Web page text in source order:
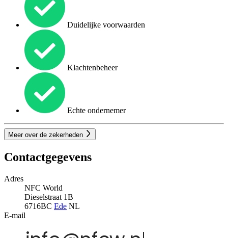
Duidelijke voorwaarden
Klachtenbeheer
Echte ondernemer
Meer over de zekerheden
Contactgegevens
Adres
NFC World
Dieselstraat 1B
6716BC Ede NL
E-mail